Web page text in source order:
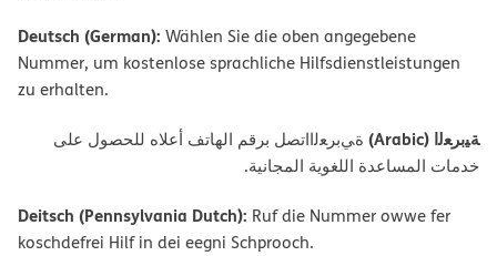
Deutsch (German): Wählen Sie die oben angegebene
Nummer, um kostenlose sprachliche Hilfsdienstleistungen
zu erhalten.
ﺔﯿﺑﺮﻌﻟا (Arabic)
ةﻲﺑﺮﻌﻟااﺗﺼﻞ ﺑﺮﻗﻢ اﻟﮭﺎﺗﻒ أﻋﻼه ﻟﻠﺤﺼﻮل ﻋﻠﻰ
ﺧﺪﻣﺎت اﻟﻤﺴﺎﻋﺪة اﻟﻠﻐﻮﯾﺔ اﻟﻤﺠﺎﻧﯿﺔ.
Deitsch (Pennsylvania Dutch): Ruf die Nummer owwe fer
koschdefrei Hilf in dei eegni Schprooch.